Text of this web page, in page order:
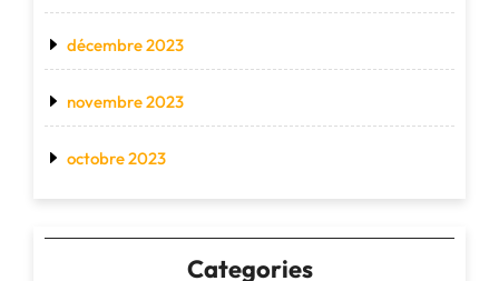
décembre 2023
novembre 2023
octobre 2023
Categories